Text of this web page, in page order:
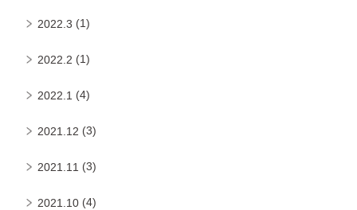
2022.3 (1)
2022.2 (1)
2022.1 (4)
2021.12 (3)
2021.11 (3)
2021.10 (4)